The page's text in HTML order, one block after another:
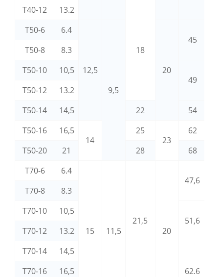
T40-12
13.2
18
T50-6 6.4
12,5
9,5
20
45
T50-8
8.3
T50-10
10,5
49
T50-12
13.2
T50-14
14,5 22
54
T50-16
16,5
14
25
23
62
T50-20
21 28
68
T70-6
6.4
15 11,5
21,5
20
47,6
T70-8
8.3
T70-10
10,5
51,6
T70-12
13.2
T70-14
14,5
62.6
T70-16
16,5